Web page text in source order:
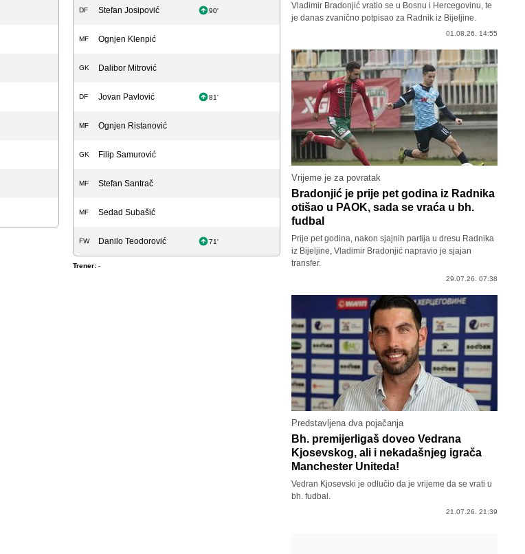
DF Stefan Josipović 90'
MF Ognjen Klenpić
GK Dalibor Mitrović
DF Jovan Pavlović 81'
MF Ognjen Ristanović
GK Filip Samurović
MF Stefan Santrač
MF Sedad Subašić
FW Danilo Teodorović 71'
Trener: -
Vladimir Bradonjić vratio se u Bosnu i Hercegovinu, te
je danas zvanično potpisao za Radnik iz Bijeljine.
01.08.26. 14:55
Vrijeme je za povratak
Bradonjić je prije pet godina iz Radnika
otišao u PAOK, sada se vraća u bh.
fudbal
Prije pet godina, nakon sjajnih partija u dresu Radnika
iz Bijeljine, Vladimir Bradonjić napravio je sjajan
transfer.
29.07.26. 07:38
Predstavljena dva pojačanja
Bh. premijerligaš doveo Vedrana
Kjosevskog, ali i nekadašnjeg igrača
Manchester Uniteda!
Vedran Kjosevski je odlučio da je vrijeme da se vrati u
bh. fudbal.
21.07.26. 21:39